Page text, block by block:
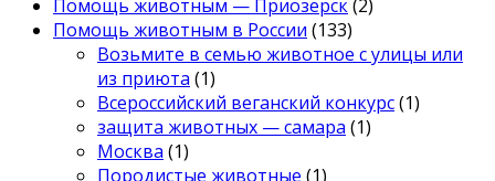
Помощь животным — Приозерск(2)
Помощь животным в России (133)
Возьмите в семью животное с улицы или
из приюта (1)
Всероссийский веганский конкурс(1)
защита животных — самара (1)
Москва (1)
Породистые животные (1)